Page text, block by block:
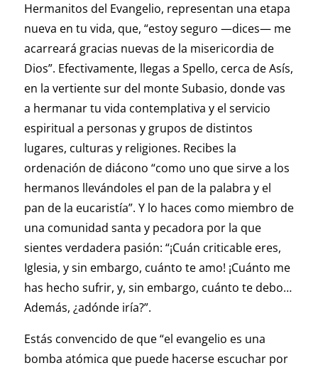
Hermanitos del Evangelio, representan una etapa
nueva en tu vida, que, “estoy seguro —dices— me
acarreará gracias nuevas de la misericordia de
Dios”. Efectivamente, llegas a Spello, cerca de Asís,
en la vertiente sur del monte Subasio, donde vas
a hermanar tu vida contemplativa y el servicio
espiritual a personas y grupos de distintos
lugares, culturas y religiones. Recibes la
ordenación de diácono “como uno que sirve a los
hermanos llevándoles el pan de la palabra y el
pan de la eucaristía”. Y lo haces como miembro de
una comunidad santa y pecadora por la que
sientes verdadera pasión: “¡Cuán criticable eres,
Iglesia, y sin embargo, cuánto te amo! ¡Cuánto me
has hecho sufrir, y, sin embargo, cuánto te debo…
Además, ¿adónde iría?”.
Estás convencido de que “el evangelio es una
bomba atómica que puede hacerse escuchar por